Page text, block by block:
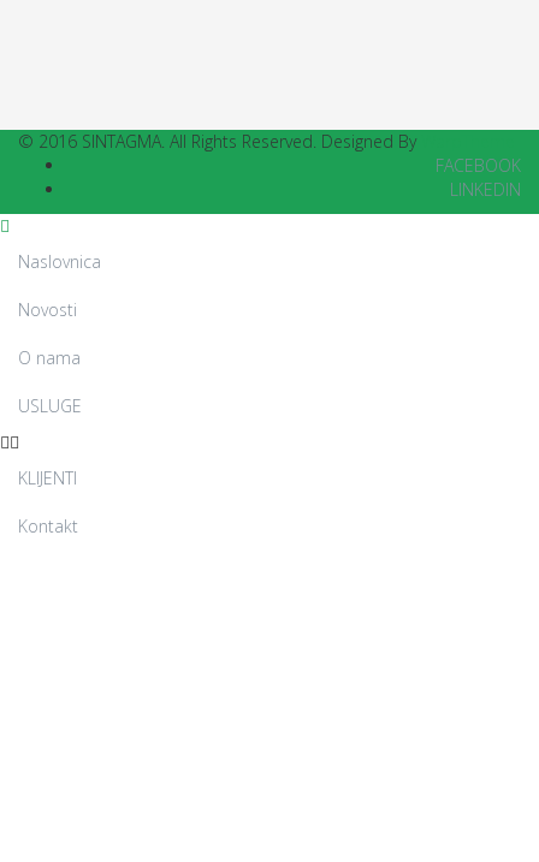
© 2016 SINTAGMA. All Rights Reserved. Designed By
FACEBOOK
LINKEDIN
Naslovnica
Novosti
O nama
USLUGE
KLIJENTI
Kontakt